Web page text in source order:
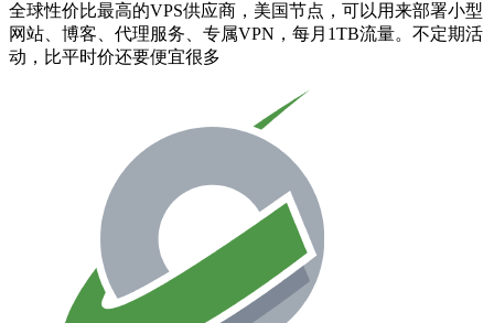
全球性价比最高的VPS供应商，美国节点，可以用来部署小型
网站、博客、代理服务、专属VPN，每月1TB流量。不定期活
动，比平时价还要便宜很多